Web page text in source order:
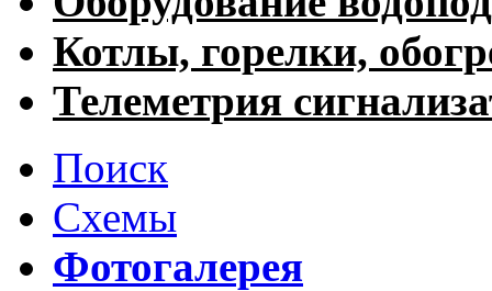
Котлы, горелки,
Телеметрия
Поиск
Схемы
Фотогалерея